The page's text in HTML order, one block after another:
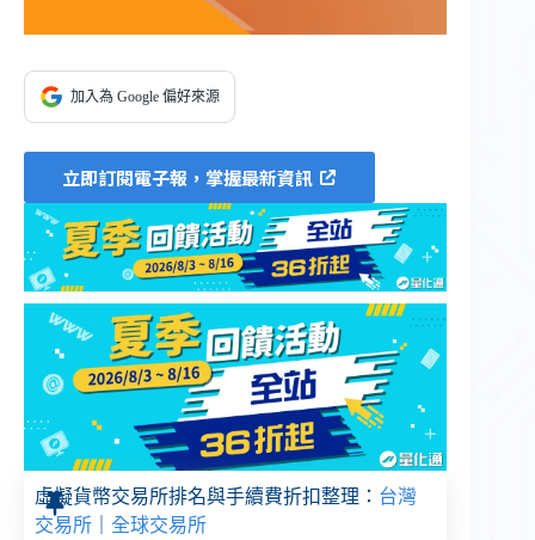
加入為 Google 偏好來源
立即訂閱電子報，掌握最新資訊
虛擬貨幣交易所排名與手續費折扣整理： 台灣
交易所
全球交易所